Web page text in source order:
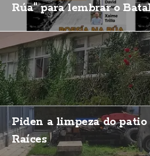
Rúa" para lembrar o
Piden a limpeza do
Raíces